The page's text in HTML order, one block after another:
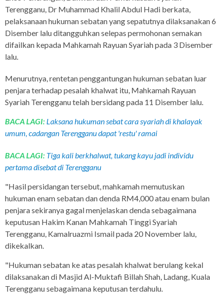
Terengganu, Dr Muhammad Khalil Abdul Hadi berkata,
pelaksanaan hukuman sebatan yang sepatutnya dilaksanakan 6
Disember lalu ditangguhkan selepas permohonan semakan
difailkan kepada Mahkamah Rayuan Syariah pada 3 Disember
lalu.
Menurutnya, rentetan penggantungan hukuman sebatan luar
penjara terhadap pesalah khalwat itu, Mahkamah Rayuan
Syariah Terengganu telah bersidang pada 11 Disember lalu.
BACA LAGI: Laksana hukuman sebat cara syariah di khalayak
umum, cadangan Terengganu dapat 'restu' ramai
BACA LAGI: Tiga kali berkhalwat, tukang kayu jadi individu
pertama disebat di Terengganu
"Hasil persidangan tersebut, mahkamah memutuskan
hukuman enam sebatan dan denda RM4,000 atau enam bulan
penjara sekiranya gagal menjelaskan denda sebagaimana
keputusan Hakim Kanan Mahkamah Tinggi Syariah
Terengganu, Kamalruazmi Ismail pada 20 November lalu,
dikekalkan.
"Hukuman sebatan ke atas pesalah khalwat berulang kekal
dilaksanakan di Masjid Al-Muktafi Billah Shah, Ladang, Kuala
Terengganu sebagaimana keputusan terdahulu.